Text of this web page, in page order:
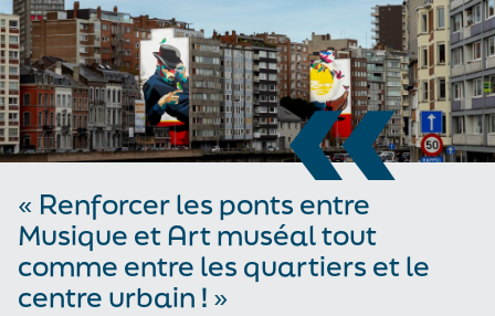
«
« Renforcer les ponts entre
Musique et Art muséal tout
comme entre les quartiers et le
centre urbain ! »